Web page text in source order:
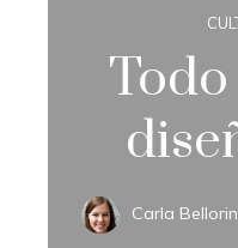
Carla Bellorin